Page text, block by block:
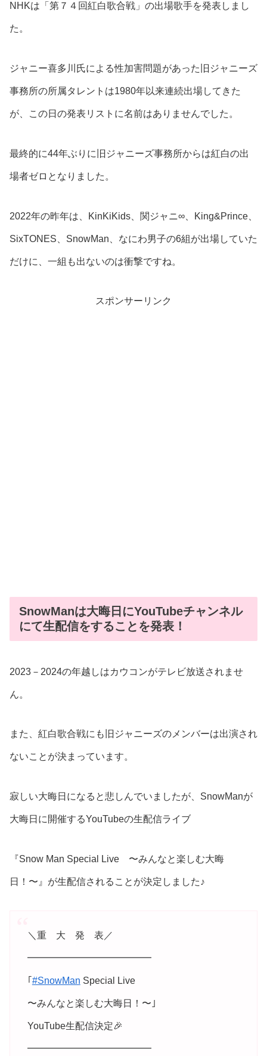
NHKは「第７４回紅白歌合戦」の出場歌手を発表しまし
た。
ジャニー喜多川氏による性加害問題があった旧ジャニーズ
事務所の所属タレントは1980年以来連続出場してきた
が、この日の発表リストに名前はありませんでした。
最終的に44年ぶりに旧ジャニーズ事務所からは紅白の出
場者ゼロとなりました。
2022年の昨年は、KinKiKids、関ジャニ∞、King&Prince、
SixTONES、SnowMan、なにわ男子の6組が出場していた
だけに、一組も出ないのは衝撃ですね。
スポンサーリンク
SnowManは大晦日にYouTubeチャンネル
にて生配信をすることを発表！
2023－2024の年越しはカウコンがテレビ放送されませ
ん。
また、紅白歌合戦にも旧ジャニーズのメンバーは出演され
ないことが決まっています。
寂しい大晦日になると悲しんでいましたが、SnowManが
大晦日に開催するYouTubeの生配信ライブ
『Snow Man Special Live 〜みんなと楽しむ大晦
日！〜』が生配信されることが決定しました♪
＼重 大 発 表／
━━━━━━━━━━━━━
｢ #SnowMan Special Live
〜みんなと楽しむ大晦日！〜｣
YouTube生配信決定🎉
━━━━━━━━━━━━━